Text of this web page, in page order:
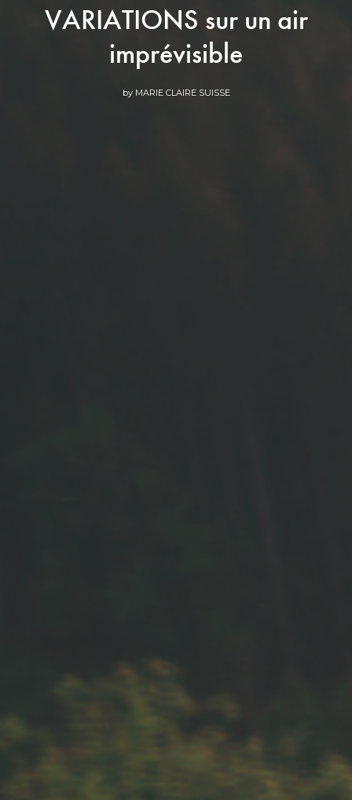
VARIATIONS sur un air
imprévisible
by MARIE CLAIRE SUISSE